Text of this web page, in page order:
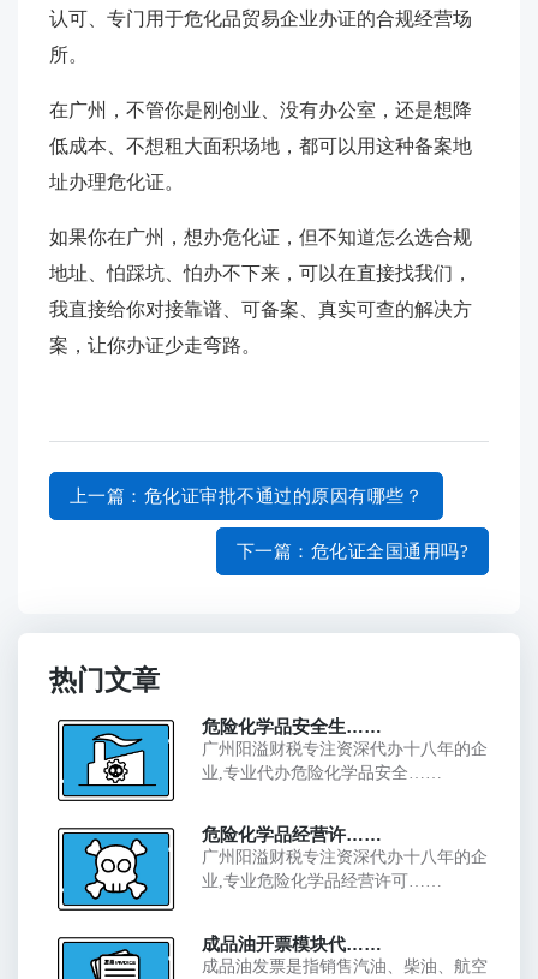
认可、专门用于危化品贸易企业办证的合规经营场
所。
在广州，不管你是刚创业、没有办公室，还是想降
低成本、不想租大面积场地，都可以用这种备案地
址办理危化证。
如果你在广州，想办危化证，但不知道怎么选合规
地址、怕踩坑、怕办不下来，可以在直接找我们，
我直接给你对接靠谱、可备案、真实可查的解决方
案，让你办证少走弯路。
上一篇 ：危化证审批不通过的原因有哪些？
下一篇 ：危化证全国通用吗?
热门文章
危险化学品安全生……
广州阳溢财税专注资深代办十八年的企
业,专业代办危险化学品安全……
危险化学品经营许……
广州阳溢财税专注资深代办十八年的企
业,专业危险化学品经营许可……
成品油开票模块代……
成品油发票是指销售汽油、柴油、航空